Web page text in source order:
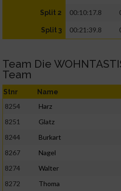
Split 2 00:10:17.8
Split 3 00:21:39.8
Team Die
Team
Stnr Name
8254 Harz
8251
Glatz
8244
Burkart
8267
Nagel
8274
Walter
8272
Thoma